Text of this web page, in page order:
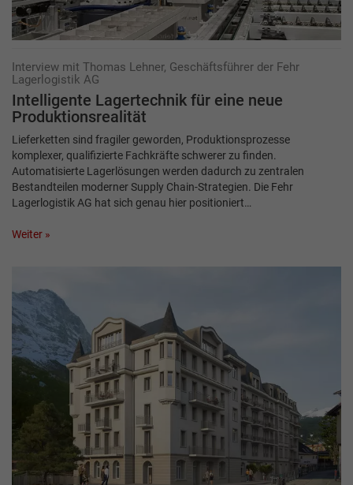
Interview mit Thomas Lehner, Geschäftsführer der Fehr
Lagerlogistik AG
Intelligente Lagertechnik für eine neue
Produktionsrealität
Lieferketten sind fragiler geworden, Produktionsprozesse
komplexer, qualifizierte Fachkräfte schwerer zu finden.
Automatisierte Lagerlösungen werden dadurch zu zentralen
Bestandteilen moderner Supply Chain-Strategien. Die Fehr
Lagerlogistik AG hat sich genau hier positioniert…
Weiter »